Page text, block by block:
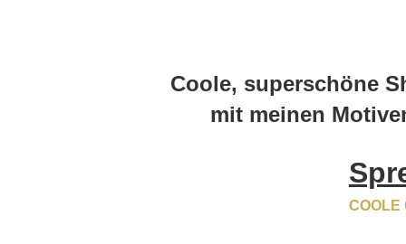
Coole, superschöne
mit meinen
COOLE